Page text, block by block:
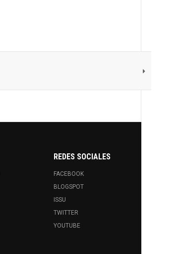
REDES SOCIALES
FACEBOOK
BLOGSPOT
ISSU
TWITTER
YOUTUBE